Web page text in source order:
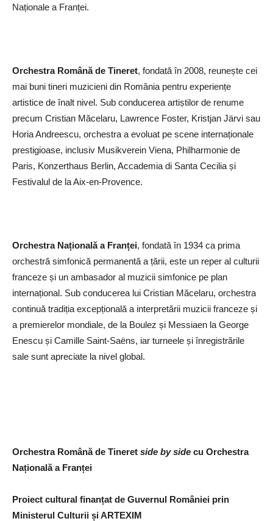
Naționale a Franței.
Orchestra Română de Tineret, fondată în 2008, reunește cei
mai buni tineri muzicieni din România pentru experiențe
artistice de înalt nivel. Sub conducerea artiștilor de renume
precum Cristian Măcelaru, Lawrence Foster, Kristjan Järvi sau
Horia Andreescu, orchestra a evoluat pe scene internaționale
prestigioase, inclusiv Musikverein Viena, Philharmonie de
Paris, Konzerthaus Berlin, Accademia di Santa Cecilia și
Festivalul de la Aix-en-Provence.
Orchestra Națională a Franței, fondată în 1934 ca prima
orchestră simfonică permanentă a țării, este un reper al culturii
franceze și un ambasador al muzicii simfonice pe plan
internațional. Sub conducerea lui Cristian Măcelaru, orchestra
continuă tradiția excepțională a interpretării muzicii franceze și
a premierelor mondiale, de la Boulez și Messiaen la George
Enescu și Camille Saint-Saëns, iar turneele și înregistrările
sale sunt apreciate la nivel global.
Orchestra Română de Tineret side by side cu Orchestra
Națională a Franței
Proiect cultural finanțat de Guvernul României prin
Ministerul Culturii și ARTEXIM